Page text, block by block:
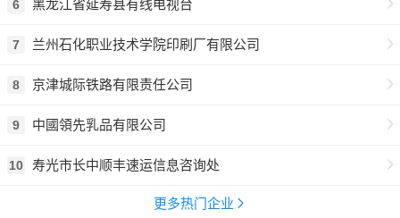
6 黑龙江省延寿县有线电视台
7 兰州石化职业技术学院印刷厂有限公司
8 京津城际铁路有限责任公司
9 中國領先乳品有限公司
10 寿光市长中顺丰速运信息咨询处
更多热门企业